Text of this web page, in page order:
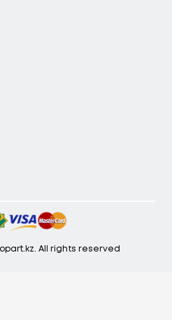
All rights reserved